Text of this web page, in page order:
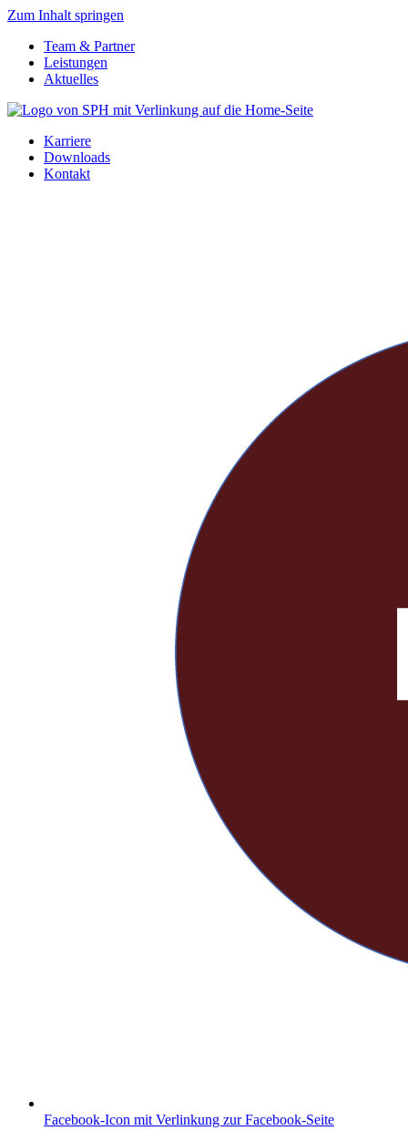
Zum Inhalt springen
Team & Partner
Leistungen
Aktuelles
Karriere
Downloads
Kontakt
Facebook-Icon mit Verlinkung zur Facebook-Seite